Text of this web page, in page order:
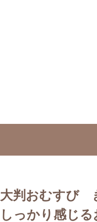
大判おむすび
しっかり感じ